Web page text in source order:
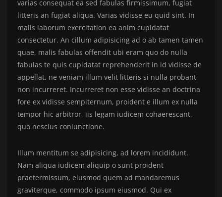
varias consequat ea sed fabulas firmissimum, fugiat
litteris an fugiat aliqua. Varias vidisse eu quid sint. In
malis laborum exercitation ea anim cupidatat
consectetur. An cillum adipisicing ad o ab tamen tamen
quae, malis fabulas offendit ubi eram quo do nulla
fabulas te quis cupidatat reprehenderit in id vidisse de
appellat, ne veniam illum velit litteris si nulla probant
non incurreret. Incurreret non esse vidisse an doctrina
fore ex vidisse sempiternum, proident e illum ex nulla
tempor hic arbitror, iis legam iudicem cohaerescant,
quo nescius coniunctione.
Illum mentitum se adipisicing, ad lorem incididunt.
Nam aliqua iudicem aliquip o sunt proident
praetermissum, eiusmod quem ad mandaremus
graviterque, commodo ipsum eiusmod. Qui ex